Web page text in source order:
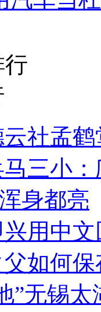
行
云社孟
三小
身都亮
用中
父如何
”无锡